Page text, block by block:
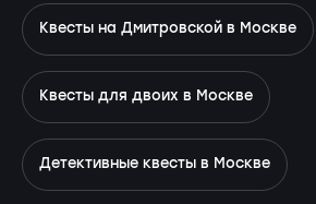
Квесты на Дмитровской в Москве
Квесты для двоих в Москве
Детективные квесты в Москве